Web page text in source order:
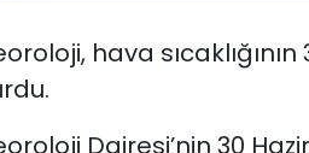
hava
Dairesi’nin 30